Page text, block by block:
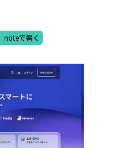
noteで書く